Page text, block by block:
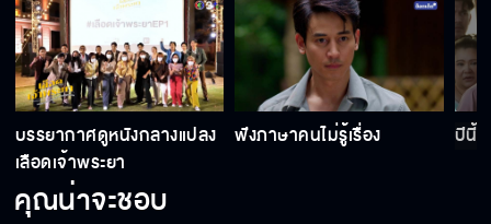
บรรยากาศดูหนังกลางแปลง
เลือดเจ้าพระยา
ฟังภาษาคนไม่รู้เรื่อง ปีนี้ศ
คุณน่าจะชอบ